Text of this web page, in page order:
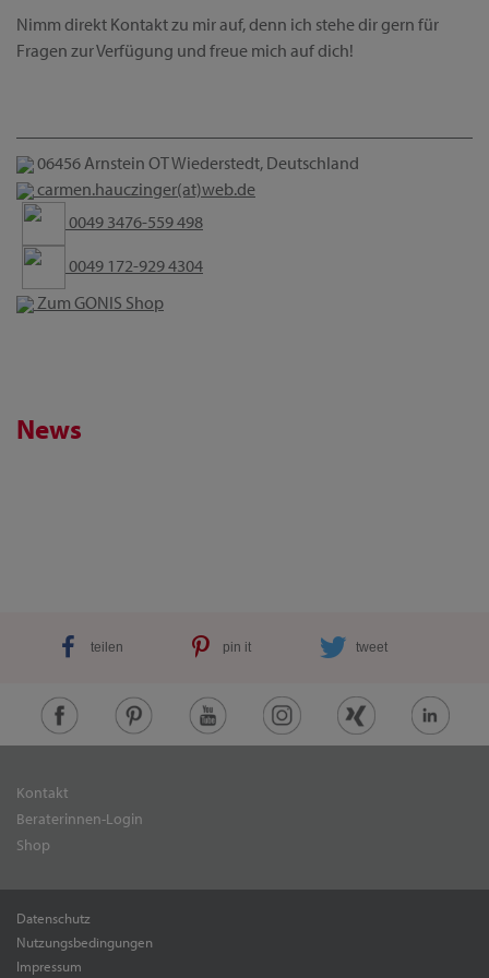
Nimm direkt Kontakt zu mir auf, denn ich stehe dir gern für
Fragen zur Verfügung und freue mich auf dich!
06456 Arnstein OT Wiederstedt, Deutschland
carmen.hauczinger(at)web.de
0049 3476-559 498
0049 172-929 4304
Zum GONIS Shop
News
teilen pin it tweet
Kontakt
Beraterinnen-Login
Shop
Datenschutz
Nutzungsbedingungen
Impressum